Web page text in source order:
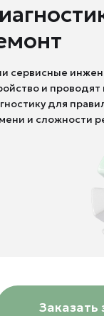
сервисные
и
для
и сложности
Заказать